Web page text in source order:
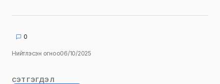
0
Нийтлэсэн огноо06/10/2025
СЭТГЭГДЭЛ